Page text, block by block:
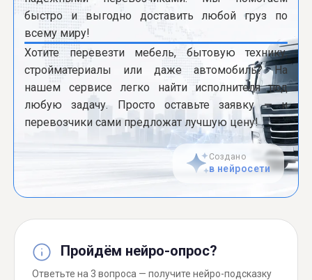
быстро и выгодно доставить любой груз по
всему миру!
Хотите перевезти мебель, бытовую технику,
стройматериалы или даже автомобиль? На
нашем сервисе легко найти исполнителя под
любую задачу. Просто оставьте заявку — и
перевозчики сами предложат лучшую цену!
Создано
в нейросети
Пройдём нейро-опрос?
Ответьте на 3 вопроса — получите нейро-подсказку